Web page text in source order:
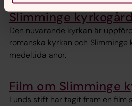
Slimminge
Den nuvarande kyrkan är
romanska kyrkan och Slimminge
medeltida anor.
Film om Slimminge
Lunds stift har tagit fram en film